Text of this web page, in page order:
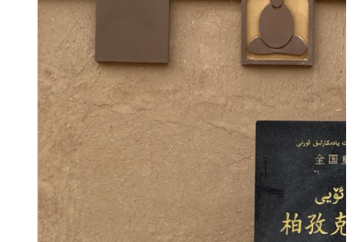
社会公益事业建设
行政执法（事前公示）
行政执法（事后公布）